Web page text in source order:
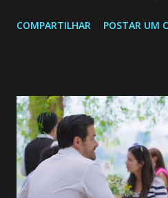
de 25/05/26 a 31/05/26 JOANA
permanecer virgem até
ama, o que não é fácil, já que
se aprimorar, trabalhando,
ser a primeira mulher da família
universidade. Ela tem uma
COMPARTILHAR POSTAR UM